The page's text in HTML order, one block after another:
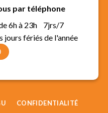
par téléphone
6h à 23h 7jrs/7
jours fériés de l'année
CONFIDENTIALITÉ